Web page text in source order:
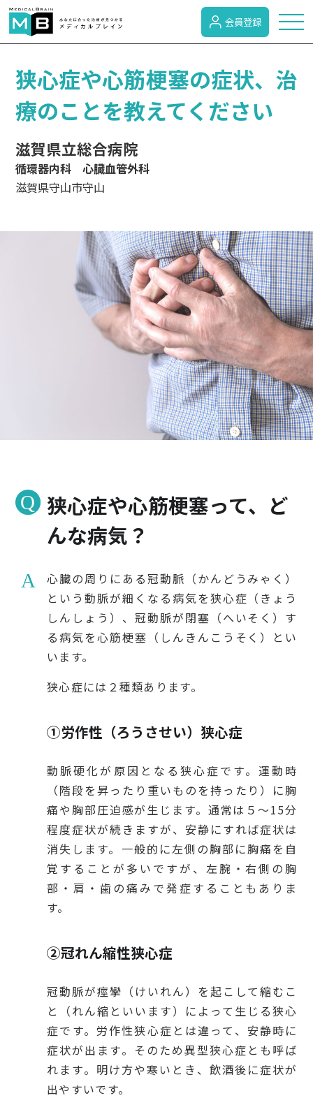
トピックス
症状検索
病名検索
病気のカテゴリー
病院の機能と役割
会員登録
狭心症や心筋梗塞の症状、治
療のことを教えてください
滋賀県立総合病院
循環器内科 心臓血管外科
滋賀県守山市守山
狭心症や心筋梗塞って、ど
んな病気？
心臓の周りにある冠動脈（かんどうみゃく）
という動脈が細くなる病気を狭心症（きょう
しんしょう）、冠動脈が閉塞（へいそく）す
る病気を心筋梗塞（しんきんこうそく）とい
います。
狭心症には２種類あります。
①労作性（ろうさせい）狭心症
動脈硬化が原因となる狭心症です。運動時
（階段を昇ったり重いものを持ったり）に胸
痛や胸部圧迫感が生じます。通常は５〜15分
程度症状が続きますが、安静にすれば症状は
消失します。一般的に左側の胸部に胸痛を自
覚することが多いですが、左腕・右側の胸
部・肩・歯の痛みで発症することもありま
す。
②冠れん縮性狭心症
冠動脈が痙攣（けいれん）を起こして縮むこ
と（れん縮といいます）によって生じる狭心
症です。労作性狭心症とは違って、安静時に
症状が出ます。そのため異型狭心症とも呼ば
れます。明け方や寒いとき、飲酒後に症状が
出やすいです。